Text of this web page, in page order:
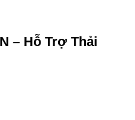
– Hỗ Trợ Thải